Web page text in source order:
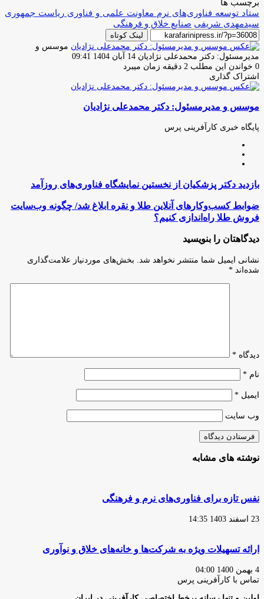
برچسب ها
ستاد توسعه فناوری‌های نرم معاونت علمی و فناوری ریاست جمهوری
سیدمهدی شریفی صنایع خلاق و فرهنگی
لینک کوتاه
موسس و
مدیرمسئول: دکتر محمدعلی نژادیان ارسال
ایمیل
14 آبان 1404 09:41
0 خواندن این مطلب 2 دقیقه زمان میبرد
اشتراک گذاری
فیس
توئیتر
لینکدین
واتس
تلگرام
اشتراک
از
ایمیل
چاپ
موسس و مدیرمسئول: دکتر محمدعلی نژادیان
پایگاه خبری کارآفرینی پرس
بازدید
دکتر
پزشکیان
از
نخستین
نمایشگاه
فناوری‌های
بازدید دکتر پزشکیان از نخستین نمایشگاه فناوری‌های روزآمد
ضوابط
کسب‌وکارهای
آنلاین
و
نقره
ابلاغ
شد/
ضوابط کسب‌وکارهای آنلاین طلا و نقره ابلاغ شد/ چگونه وب‌سایت
فروش طلا راه‌اندازی کنیم؟
دیدگاهتان را بنویسید
نشانی ایمیل شما منتشر نخواهد شد.
بخش‌های موردنیاز علامت‌گذاری
شده‌اند *
دیدگاه *
نام *
ایمیل *
وب‌ سایت
نوشته های مشابه
نفس تازه برای فناوری‌های نرم و فرهنگی
23 اسفند 1403 14:35
ارائه تسهیلات ویژه به شرکت‌ها و خانه‌های خلاق و نوآوری
4 بهمن 1400 04:00
تماس با کارآفرینی پرس